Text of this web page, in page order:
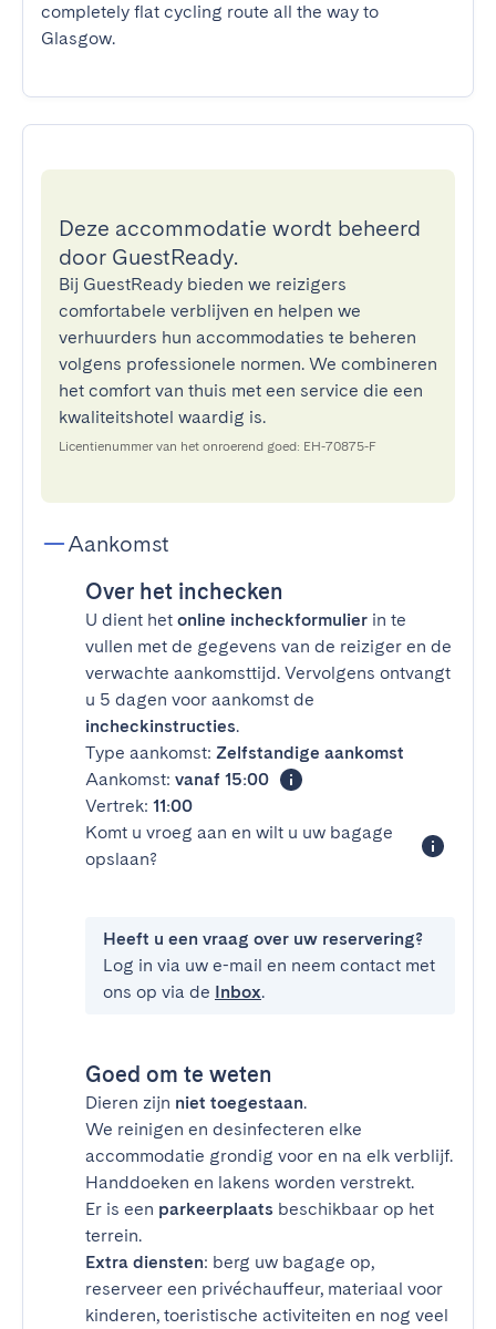
completely flat cycling route all the way to
Glasgow.
Deze accommodatie wordt beheerd
door GuestReady.
Bij GuestReady bieden we reizigers
comfortabele verblijven en helpen we
verhuurders hun accommodaties te beheren
volgens professionele normen. We combineren
het comfort van thuis met een service die een
kwaliteitshotel waardig is.
Licentienummer van het onroerend goed: EH-70875-F
Aankomst
Over het inchecken
U dient het online incheckformulier in te
vullen met de gegevens van de reiziger en de
verwachte aankomsttijd. Vervolgens ontvangt
u 5 dagen voor aankomst de
incheckinstructies.
Type aankomst: Zelfstandige aankomst
Aankomst: vanaf 15:00
Vertrek: 11:00
Komt u vroeg aan en wilt u uw bagage
opslaan?
Heeft u een vraag over uw reservering?
Log in via uw e-mail en neem contact met
ons op via de Inbox.
Goed om te weten
Dieren zijn niet toegestaan.
We reinigen en desinfecteren elke
accommodatie grondig voor en na elk verblijf.
Handdoeken en lakens worden verstrekt.
Er is een parkeerplaats beschikbaar op het
terrein.
Extra diensten: berg uw bagage op,
reserveer een privéchauffeur, materiaal voor
kinderen, toeristische activiteiten en nog veel